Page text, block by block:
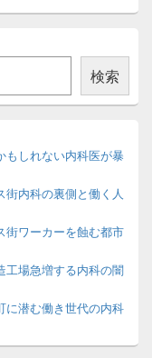
検索
もしれない内科医が暴
内科の裏側と働く人
街ワーカーを蝕む都市
工場急増する内科の闇
に潜む働き世代の内科